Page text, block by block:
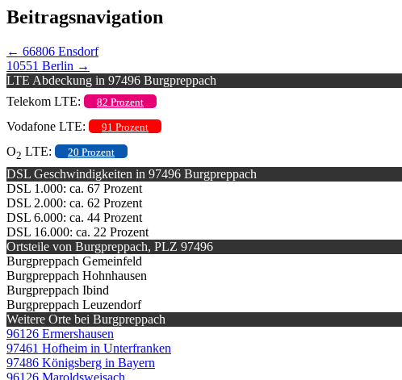
Beitragsnavigation
← 66806 Ensdorf
10551 Berlin →
LTE Abdeckung in 97496 Burgpreppach
Telekom LTE:
82 Prozent
Vodafone LTE: 91 Prozent
O2 LTE: 20 Prozent
DSL Geschwindigkeiten in 97496 Burgpreppach
DSL 1.000: ca. 67 Prozent
DSL 2.000: ca. 62 Prozent
DSL 6.000: ca. 44 Prozent
DSL 16.000: ca. 22 Prozent
Ortsteile von Burgpreppach, PLZ 97496
Burgpreppach Gemeinfeld
Burgpreppach Hohnhausen
Burgpreppach Ibind
Burgpreppach Leuzendorf
Weitere Orte bei Burgpreppach
96126 Ermershausen
97461 Hofheim in Unterfranken
97486 Königsberg in Bayern
96126 Maroldsweisach